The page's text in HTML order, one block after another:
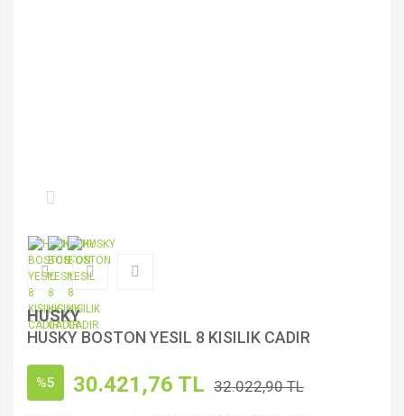
HUSKY
HUSKY BOSTON YESIL 8 KISILIK CADIR
%5 30.421,76 TL 32.022,90 TL